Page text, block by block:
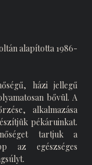
alapította 1986-
házi jellegű
bővül. A
alkalmazása
pékáruinkat.
tartjuk a
az egészséges